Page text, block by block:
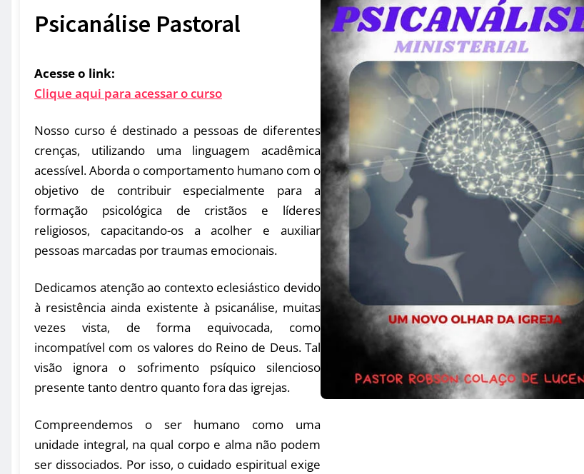
Psicanálise Pastoral
Acesse o link:
Clique aqui para acessar o curso
Nosso curso é destinado a pessoas de diferentes
crenças, utilizando uma linguagem acadêmica
acessível. Aborda o comportamento humano com o
objetivo de contribuir especialmente para a
formação psicológica de cristãos e líderes
religiosos, capacitando-os a acolher e auxiliar
pessoas marcadas por traumas emocionais.
Dedicamos atenção ao contexto eclesiástico devido
à resistência ainda existente à psicanálise, muitas
vezes vista, de forma equivocada, como
incompatível com os valores do Reino de Deus. Tal
visão ignora o sofrimento psíquico silencioso
presente tanto dentro quanto fora das igrejas.
Compreendemos o ser humano como uma
unidade integral, na qual corpo e alma não podem
ser dissociados. Por isso, o cuidado espiritual exige